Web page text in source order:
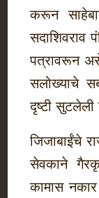
करून
सदाशिवराव
पत्रावरून
सलोख्याचे
दृष्टी सुटलेली
जिजाबाईंचे
सेवकाने
कामास